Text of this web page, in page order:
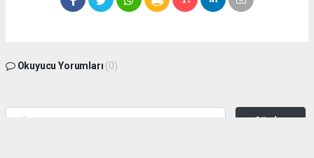
Okuyucu Yorumları (0)
Gönder